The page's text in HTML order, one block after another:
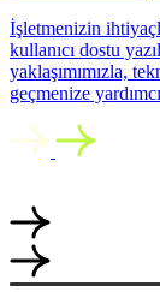
İşletmenizin
kullanıcı dostu
yaklaşımımızla,
geçmenize